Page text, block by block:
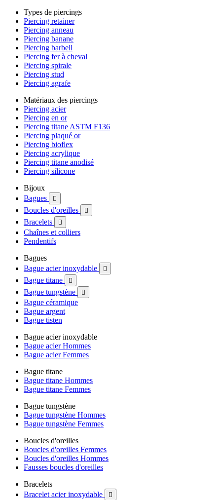
Types de piercings
Piercing retainer
Piercing anneau
Piercing banane
Piercing barbell
Piercing fer à cheval
Piercing spirale
Piercing stud
Piercing agrafe
Matériaux des piercings
Piercing acier
Piercing en or
Piercing titane ASTM F136
Piercing plaqué or
Piercing bioflex
Piercing acrylique
Piercing titane anodisé
Piercing silicone
Bijoux
Bagues

Boucles d'oreilles 
Bracelets 
Chaînes et colliers
Pendentifs
Bagues
Bague acier inoxydable

Bague titane 
Bague tungstène 
Bague céramique
Bague argent
Bague tisten
Bague acier inoxydable
Bague acier Hommes
Bague acier Femmes
Bague titane
Bague titane Hommes
Bague titane Femmes
Bague tungstène
Bague tungstène Hommes
Bague tungstène Femmes
Boucles d'oreilles
Boucles d'oreilles Femmes
Boucles d'oreilles Hommes
Fausses boucles d'oreilles
Bracelets
Bracelet acier inoxydable
